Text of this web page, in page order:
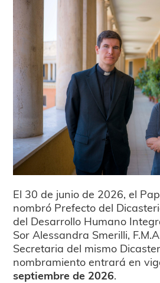
El 30 de junio de 2026, el
nombró Prefecto del
del Desarrollo Humano
Sor Alessandra Smerilli,
Secretaria del mismo
nombramiento entrará en
septiembre de 2026.